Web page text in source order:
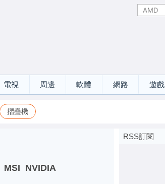
電視 周邊 軟體 網路 遊戲
摺疊機
MSI NVIDIA
RSS訂閱